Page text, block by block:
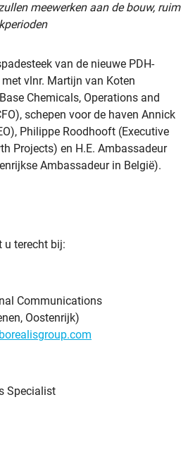
meewerken aan de bouw, ruim
van de nieuwe PDH-
vlnr. Martijn van Koten
Chemicals, Operations and
schepen voor de haven Annick
Philippe Roodhooft (Executive
Projects) en H.E. Ambassadeur
Ambassadeur in België).
u terecht bij:
Communications
Oostenrijk)
Specialist